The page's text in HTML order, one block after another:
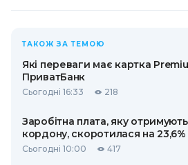
ТАКОЖ ЗА ТЕМОЮ
Які переваги має картка
ПриватБанк
Сьогодні 16:33 218
Заробітна плата, яку отримують
кордону, скоротилася на
Сьогодні 10:00 417